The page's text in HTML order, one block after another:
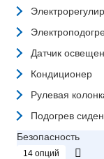
Датчик
Кондиционер
Рулевая
Подогрев
Безопасность
14 опций